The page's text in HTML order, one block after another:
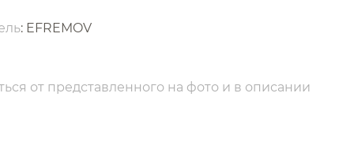
: EFREMOV
от представленного на фото и в описании